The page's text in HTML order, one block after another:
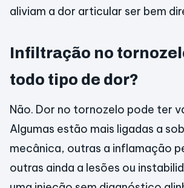
aliviam a dor articular ser bem
Infiltração no
todo tipo de dor?
Não. Dor no tornozelo pode ter
Algumas estão mais ligadas a
mecânica, outras a inflamação
outras ainda a lesões ou